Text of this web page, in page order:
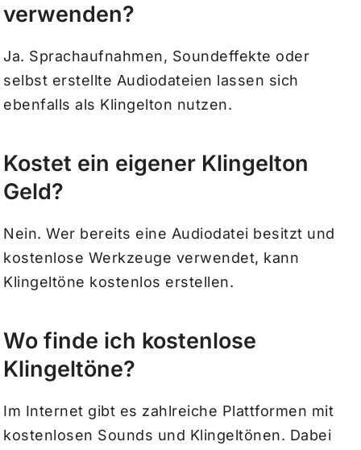
verwenden?
Ja. Sprachaufnahmen, Soundeffekte oder
selbst erstellte Audiodateien lassen sich
ebenfalls als Klingelton nutzen.
Kostet ein eigener Klingelton
Geld?
Nein. Wer bereits eine Audiodatei besitzt und
kostenlose Werkzeuge verwendet, kann
Klingeltöne kostenlos erstellen.
Wo finde ich kostenlose
Klingeltöne?
Im Internet gibt es zahlreiche Plattformen mit
kostenlosen Sounds und Klingeltönen. Dabei